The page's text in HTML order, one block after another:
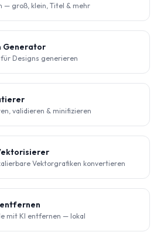
— groß, klein, Titel & mehr
Generator
Designs generieren
validieren & minifizieren
Vektorgrafiken konvertieren
mit KI entfernen — lokal